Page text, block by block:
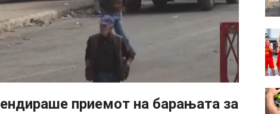
приемот на барањата за